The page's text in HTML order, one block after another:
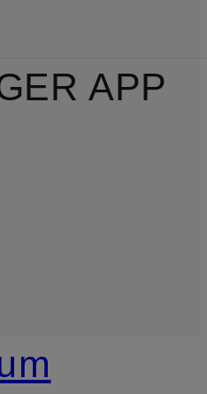
APP